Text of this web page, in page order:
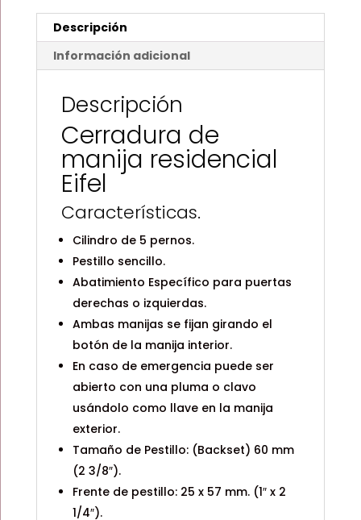
RECAMARA
cantidad
Descripción
Información adicional
Descripción
Cerradura de
manija residencial
Eifel
Características.
Cilindro de 5 pernos.
Pestillo sencillo.
Abatimiento Específico para puertas
derechas o izquierdas.
Ambas manijas se fijan girando el
botón de la manija interior.
En caso de emergencia puede ser
abierto con una pluma o clavo
usándolo como llave en la manija
exterior.
Tamaño de Pestillo: (Backset) 60 mm
(2 3/8″).
Frente de pestillo: 25 x 57 mm. (1″ x 2
1/4″).